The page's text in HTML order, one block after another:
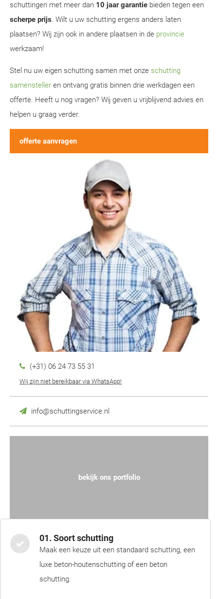
schuttingen met meer dan 10 jaar garantie bieden tegen een
scherpe prijs. Wilt u uw schutting ergens anders laten
plaatsen? Wij zijn ook in andere plaatsen in de provincie
werkzaam!
Stel nu uw eigen schutting samen met onze schutting
samensteller en ontvang gratis binnen drie werkdagen een
offerte. Heeft u nog vragen? Wij geven u vrijblijvend advies en
helpen u graag verder.
offerte aanvragen
(+31) 06 24 73 55 31
Wij zijn niet bereikbaar via WhatsApp!
info@schuttingservice.nl
bekijk ons portfolio
01. Soort schutting
Maak een keuze uit een standaard schutting, een
luxe beton-houtenschutting of een beton
schutting.